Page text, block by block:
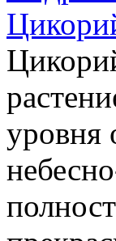
уровня